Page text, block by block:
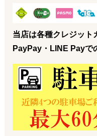
当店は各種クレジット
PayPay・LINE Payで